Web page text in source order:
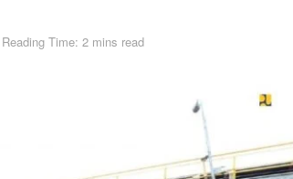
Reading Time: 2 mins read